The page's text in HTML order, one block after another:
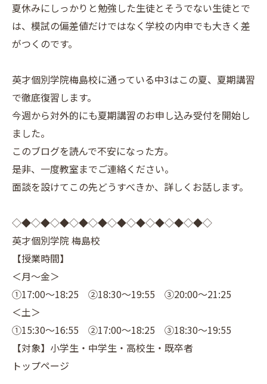
夏休みにしっかりと勉強した生徒とそうでない生徒とで
は、模試の偏差値だけではなく学校の内申でも大きく差
がつくのです。
英才個別学院梅島校に通っている中3はこの夏、夏期講習
で徹底復習します。
今週から対外的にも夏期講習のお申し込み受付を開始し
ました。
このブログを読んで不安になった方。
是非、一度教室までご連絡ください。
面談を設けてこの先どうすべきか、詳しくお話します。
◇◆◇◆◇◆◇◆◇◆◇◆◇◆◇◆◇◆◇◆◇
英才個別学院 梅島校
【授業時間】
＜月～金＞
①17:00～18:25 ②18:30～19:55 ③20:00～21:25
＜土＞
①15:30～16:55 ②17:00～18:25 ③18:30～19:55
【対象】小学生・中学生・高校生・既卒者
トップページ